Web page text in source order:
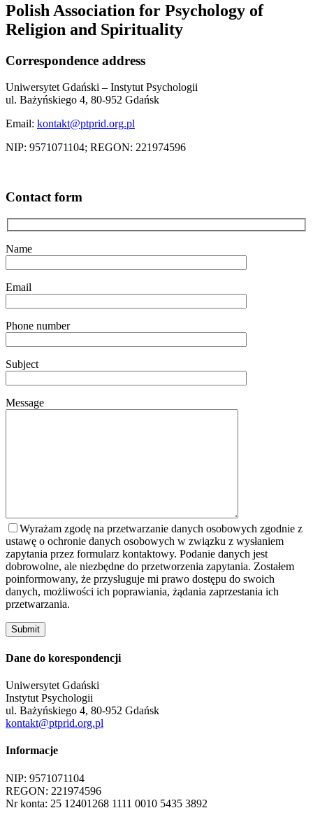
Polish Association for Psychology of
Religion and Spirituality
Correspondence address
Uniwersytet Gdański – Instytut Psychologii
ul. Bażyńskiego 4, 80-952 Gdańsk
Email: kontakt@ptprid.org.pl
NIP: 9571071104; REGON: 221974596
Contact form
Name
Email
Phone number
Subject
Message
Wyrażam zgodę na przetwarzanie danych osobowych zgodnie z
ustawę o ochronie danych osobowych w związku z wysłaniem
zapytania przez formularz kontaktowy. Podanie danych jest
dobrowolne, ale niezbędne do przetworzenia zapytania. Zostałem
poinformowany, że przysługuje mi prawo dostępu do swoich
danych, możliwości ich poprawiania, żądania zaprzestania ich
przetwarzania.
Dane do korespondencji
Uniwersytet Gdański
Instytut Psychologii
ul. Bażyńskiego 4, 80-952 Gdańsk
kontakt@ptprid.org.pl
Informacje
NIP: 9571071104
REGON: 221974596
Nr konta: 25 12401268 1111 0010 5435 3892